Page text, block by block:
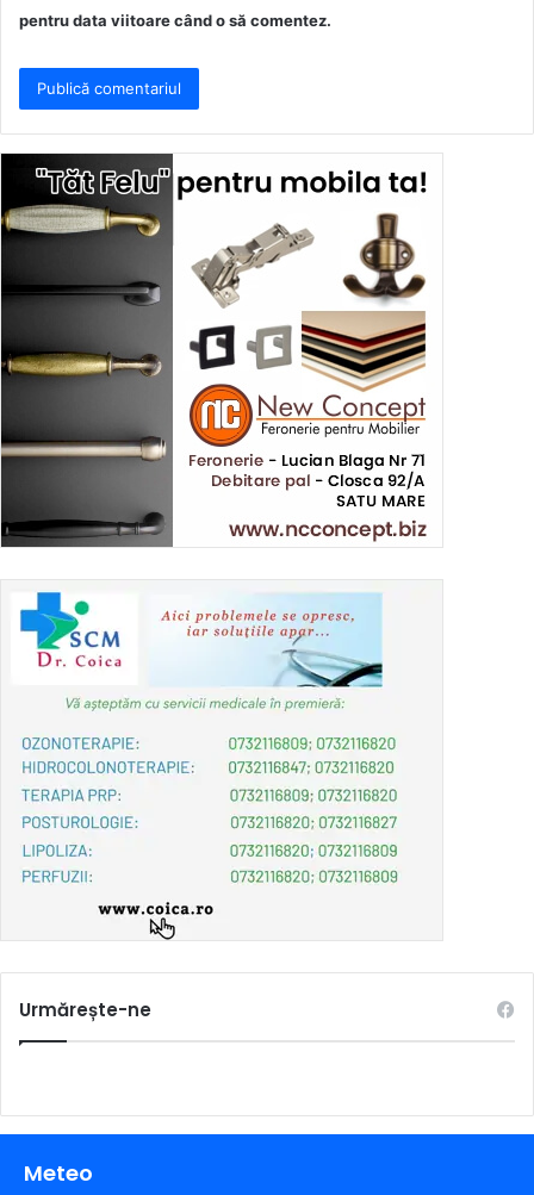
pentru data viitoare când o să comentez.
Urmărește-ne
Meteo